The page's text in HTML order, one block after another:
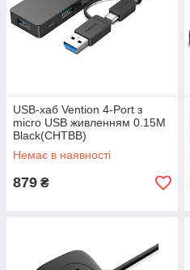
USB-хаб Vention 4-Port з
micro USB живленням 0.15M
Black(CHTBB)
Немає в наявності
879 ₴